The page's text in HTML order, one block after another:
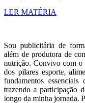
LER MATÉRIA
Sou publicitária de
além de produtora de
nutrição. Convivo com o
dos pilares esporte,
fundamentos
trazendo a participação
longo da minha jornada.